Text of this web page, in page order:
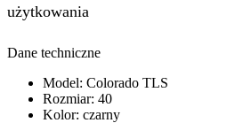
użytkowania
Dane techniczne
Model: Colorado TLS
Rozmiar: 40
Kolor: czarny